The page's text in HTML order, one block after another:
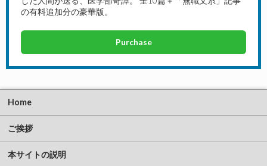
の有料追加分の豪華版。
Purchase
Home
ご挨拶
本サイトの説明